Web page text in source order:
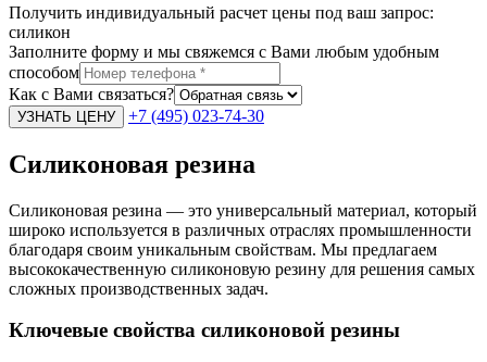
Получить индивидуальный расчет цены под ваш запрос:
силикон
Заполните форму и мы свяжемся с Вами любым удобным
способом
Как с Вами связаться?
+7 (495) 023-74-30
Силиконовая резина
Силиконовая резина — это универсальный материал, который
широко используется в различных отраслях промышленности
благодаря своим уникальным свойствам. Мы предлагаем
высококачественную силиконовую резину для решения самых
сложных производственных задач.
Ключевые свойства силиконовой резины